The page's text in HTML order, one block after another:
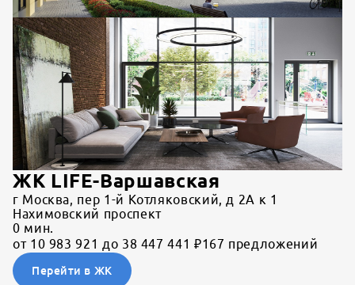
ЖК LIFE-Варшавская
г Москва, пер 1-й Котляковский, д 2А к 1
Нахимовский проспект
0 мин.
от 10 983 921 до 38 447 441 ₽167 предложений
Перейти в ЖК